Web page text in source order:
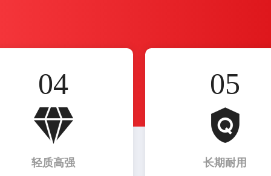
04
轻质高强
05
长期耐用